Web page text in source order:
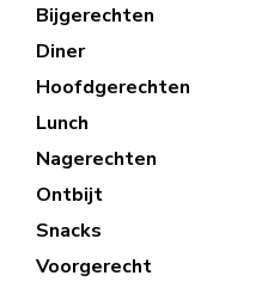
Bijgerechten
Diner
Hoofdgerechten
Lunch
Nagerechten
Ontbijt
Snacks
Voorgerecht